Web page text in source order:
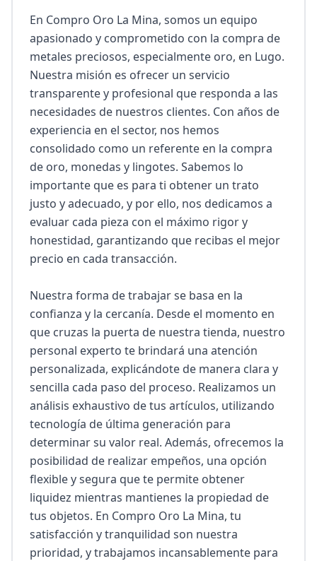
En Compro Oro La Mina, somos un equipo
apasionado y comprometido con la compra de
metales preciosos, especialmente oro, en Lugo.
Nuestra misión es ofrecer un servicio
transparente y profesional que responda a las
necesidades de nuestros clientes. Con años de
experiencia en el sector, nos hemos
consolidado como un referente en la compra
de oro, monedas y lingotes. Sabemos lo
importante que es para ti obtener un trato
justo y adecuado, y por ello, nos dedicamos a
evaluar cada pieza con el máximo rigor y
honestidad, garantizando que recibas el mejor
precio en cada transacción.
Nuestra forma de trabajar se basa en la
confianza y la cercanía. Desde el momento en
que cruzas la puerta de nuestra tienda, nuestro
personal experto te brindará una atención
personalizada, explicándote de manera clara y
sencilla cada paso del proceso. Realizamos un
análisis exhaustivo de tus artículos, utilizando
tecnología de última generación para
determinar su valor real. Además, ofrecemos la
posibilidad de realizar empeños, una opción
flexible y segura que te permite obtener
liquidez mientras mantienes la propiedad de
tus objetos. En Compro Oro La Mina, tu
satisfacción y tranquilidad son nuestra
prioridad, y trabajamos incansablemente para